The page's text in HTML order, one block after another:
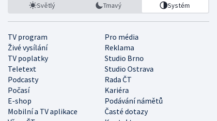
Světlý Tmavý Systém
TV program
Pro média
Živé vysílání
Reklama
TV poplatky
Studio Brno
Teletext
Studio Ostrava
Podcasty
Rada ČT
Počasí
Kariéra
E-shop
Podávání námětů
Mobilní a TV aplikace
Časté dotazy